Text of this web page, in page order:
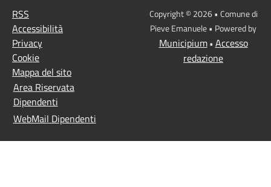
RSS
Accessibilità
Privacy
Cookie
Mappa del sito
Area Riservata
Dipendenti
WebMail Dipendenti
Copyright © 2026 • Comune di
Pieve Emanuele • Powered by
Municipium• Accesso
redazione